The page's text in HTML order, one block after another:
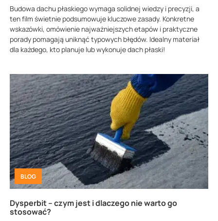
Budowa dachu płaskiego wymaga solidnej wiedzy i precyzji, a
ten film świetnie podsumowuje kluczowe zasady. Konkretne
wskazówki, omówienie najważniejszych etapów i praktyczne
porady pomagają uniknąć typowych błędów. Idealny materiał
dla każdego, kto planuje lub wykonuje dach płaski!
BLOG
Dysperbit – czym jest i dlaczego nie warto go
stosować?